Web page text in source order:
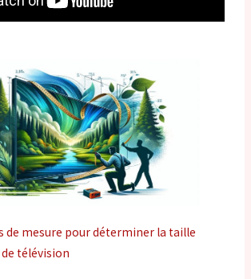
de mesure pour déterminer la taille
de télévision